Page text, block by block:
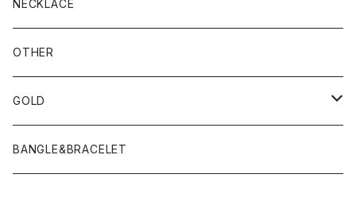
NECKLACE
OTHER
GOLD
PIERCE
BANGLE&BRACELET